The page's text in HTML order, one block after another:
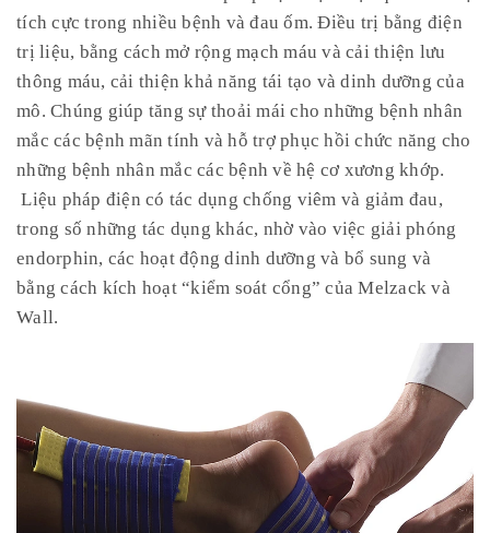
tích cực trong nhiều bệnh và đau ốm. Điều trị bằng điện
trị liệu, bằng cách mở rộng mạch máu và cải thiện lưu
thông máu, cải thiện khả năng tái tạo và dinh dưỡng của
mô. Chúng giúp tăng sự thoải mái cho những bệnh nhân
mắc các bệnh mãn tính và hỗ trợ phục hồi chức năng cho
những bệnh nhân mắc các bệnh về hệ cơ xương khớp.
Liệu pháp điện có tác dụng chống viêm và giảm đau,
trong số những tác dụng khác, nhờ vào việc giải phóng
endorphin, các hoạt động dinh dưỡng và bổ sung và
bằng cách kích hoạt “kiểm soát cổng” của Melzack và
Wall.